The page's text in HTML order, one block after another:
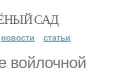
САД
новости статьи
войлочной